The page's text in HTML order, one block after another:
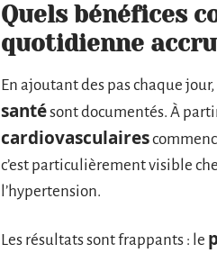
Quels bénéfices
quotidienne
En ajoutant des pas chaque
santésont documentés. À
cardiovasculaires
c’est particulièrement visible
l’hypertension.
Les résultats sont frappants : le